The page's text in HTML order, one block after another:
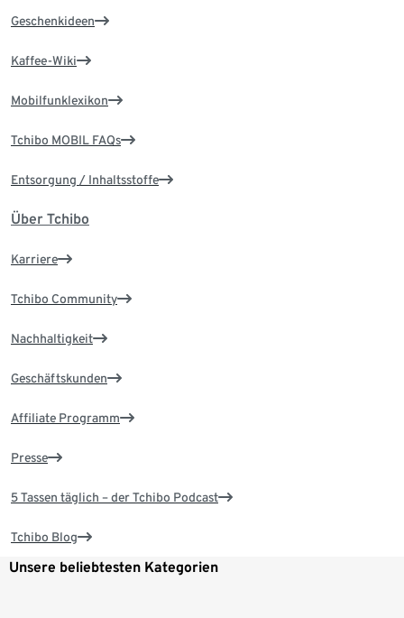
Geschenkideen
Kaffee-Wiki
Mobilfunklexikon
Tchibo MOBIL FAQs
Entsorgung / Inhaltsstoffe
Über Tchibo
Karriere
Tchibo Community
Nachhaltigkeit
Geschäftskunden
Affiliate Programm
Presse
5 Tassen täglich – der Tchibo Podcast
Tchibo Blog
Unsere beliebtesten Kategorien